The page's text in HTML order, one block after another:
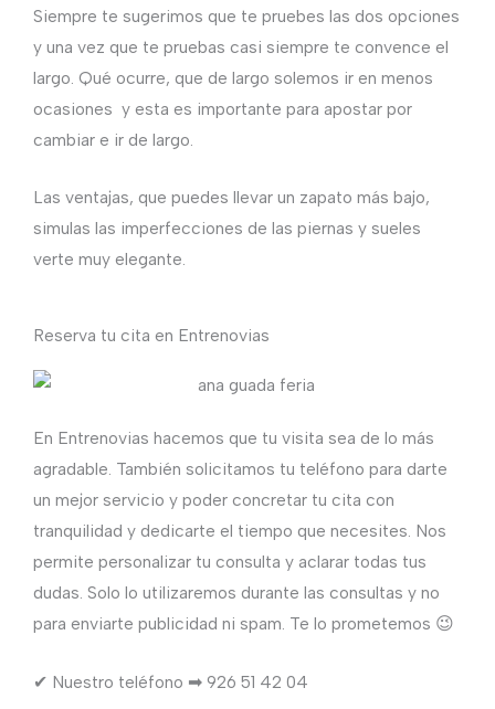
Siempre te sugerimos que te pruebes las dos opciones
y una vez que te pruebas casi siempre te convence el
largo. Qué ocurre, que de largo solemos ir en menos
ocasiones y esta es importante para apostar por
cambiar e ir de largo.
Las ventajas, que puedes llevar un zapato más bajo,
simulas las imperfecciones de las piernas y sueles
verte muy elegante.
Reserva tu cita en Entrenovias
En Entrenovias hacemos que tu visita sea de lo más
agradable. También solicitamos tu teléfono para darte
un mejor servicio y poder concretar tu cita con
tranquilidad y dedicarte el tiempo que necesites. Nos
permite personalizar tu consulta y aclarar todas tus
dudas. Solo lo utilizaremos durante las consultas y no
para enviarte publicidad ni spam. Te lo prometemos 😉
✔ Nuestro teléfono ➡ 926 51 42 04